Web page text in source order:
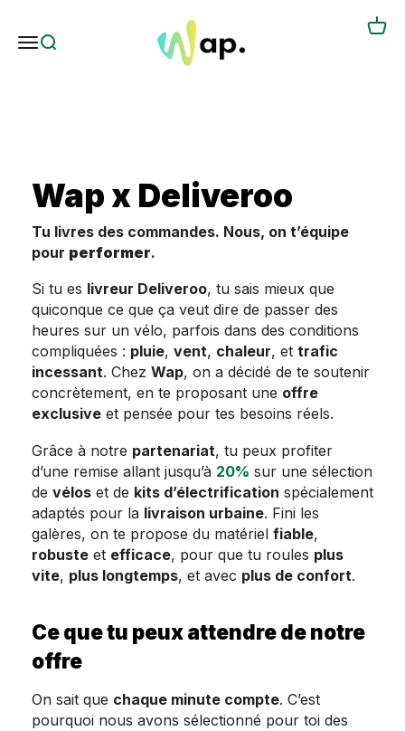
MenuRecherche
Les Vélos Wap
DELIVEROO X WAP
Wap x Deliveroo
Tu livres des commandes. Nous, on t’équipe
pour performer.
Si tu es livreur Deliveroo, tu sais mieux que
quiconque ce que ça veut dire de passer des
heures sur un vélo, parfois dans des conditions
compliquées : pluie, vent, chaleur, et trafic
incessant. Chez Wap, on a décidé de te soutenir
concrètement, en te proposant une offre
exclusive et pensée pour tes besoins réels.
Grâce à notre partenariat, tu peux profiter
d’une remise allant jusqu’à 20% sur une sélection
de vélos et de kits d’électrification spécialement
adaptés pour la livraison urbaine. Fini les
galères, on te propose du matériel fiable,
robuste et efficace, pour que tu roules plus
vite, plus longtemps, et avec plus de confort.
Ce que tu peux attendre de notre
offre
On sait que chaque minute compte. C’est
pourquoi nous avons sélectionné pour toi des